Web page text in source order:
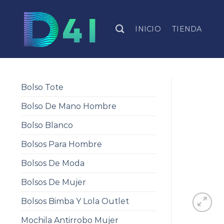
content
INICIO TIENDA
Bolso Tote
Bolso De Mano Hombre
Bolso Blanco
Bolsos Para Hombre
Bolsos De Moda
Bolsos De Mujer
Bolsos Bimba Y Lola Outlet
Mochila Antirrobo Mujer